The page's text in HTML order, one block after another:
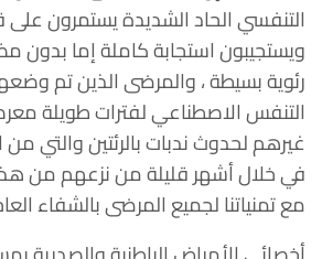
التنفسي الحاد الشديدة يستمرون على
ويستجيبون استجابة كاملة إما بدون
رئوية بسيطة ، والمرضى الذين تم
التنفس الاصطناعي لفترات طويلة
غيرهم لحدوث ندبات بالرئتين والتي
في خلال أشهر قليلة من نزعهم من
مع تمنياتنا لجميع المرضى بالشفاء